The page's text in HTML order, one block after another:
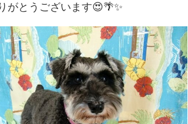
がとうございます😍🌴✨